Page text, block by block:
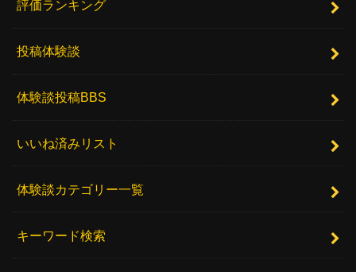
評価ランキング
投稿体験談
体験談投稿BBS
いいね済みリスト
体験談カテゴリー一覧
キーワード検索